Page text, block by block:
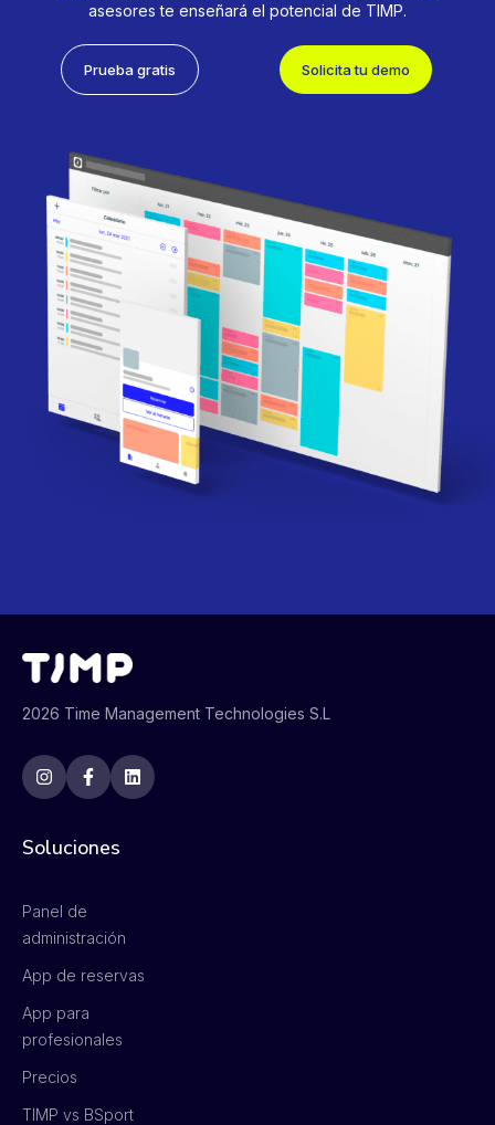
asesores te enseñará el potencial de TIMP.
Prueba gratis Solicita tu demo
2026 Time Management Technologies S.L
Soluciones
Panel de
administración
App de reservas
App para
profesionales
Precios
TIMP vs BSport